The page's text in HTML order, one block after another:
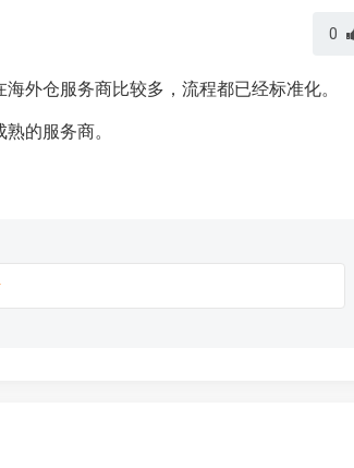
0
外仓服务商比较多，流程都已经标准化。
的服务商。